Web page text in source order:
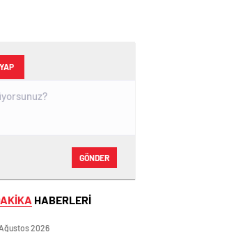
GÖNDER
HABERLERİ
2026